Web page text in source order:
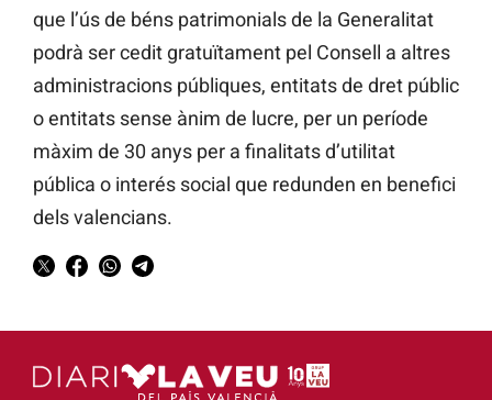
que l’ús de béns patrimonials de la Generalitat
podrà ser cedit gratuïtament pel Consell a altres
administracions públiques, entitats de dret públic
o entitats sense ànim de lucre, per un període
màxim de 30 anys per a finalitats d’utilitat
pública o interés social que redunden en benefici
dels valencians.